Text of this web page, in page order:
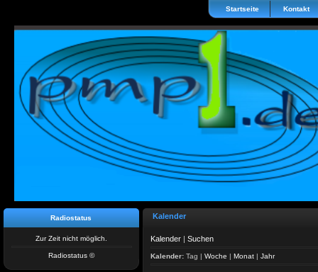
Startseite Kontakt
Radiostatus
Zur Zeit nicht möglich.
Radiostatus ©
Kalender
Kalender | Suchen
Kalender: Tag | Woche | Monat | Jahr